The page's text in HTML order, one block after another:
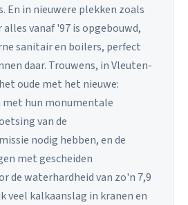
En in nieuwere plekken zoals
alles vanaf '97 is opgebouwd,
sanitair en boilers, perfect
daar. Trouwens, in Vleuten-
oude met het nieuwe:
hun monumentale
van de
nodig hebben, en de
met gescheiden
de waterhardheid van zo'n 7,9
veel kalkaanslag in kranen en